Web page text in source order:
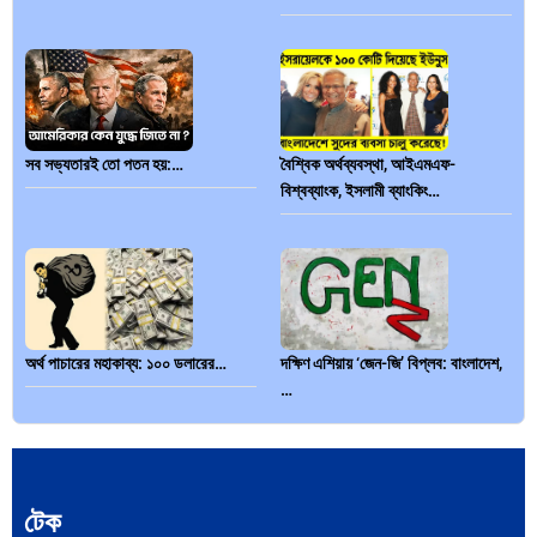
সব সভ্যতারই তো পতন হয়:…
বৈশ্বিক অর্থব্যবস্থা, আইএমএফ-
বিশ্বব্যাংক, ইসলামী ব্যাংকিং…
অর্থ পাচারের মহাকাব্য: ১০০ ডলারের…
দক্ষিণ এশিয়ায় ‘জেন-জি’ বিপ্লব: বাংলাদেশ,
…
টেক